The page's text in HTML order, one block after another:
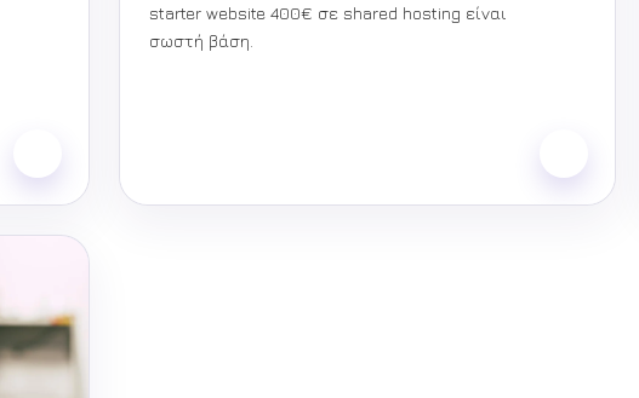
starter website 400€ σε shared hosting είναι
σωστή βάση.